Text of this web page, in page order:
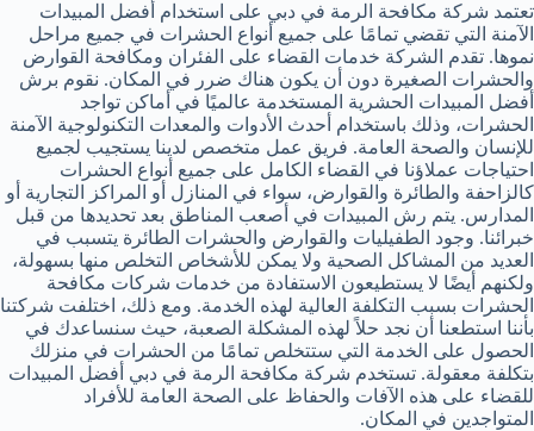
تعتمد شركة مكافحة الرمة في دبي على استخدام أفضل المبيدات
الآمنة التي تقضي تمامًا على جميع أنواع الحشرات في جميع مراحل
نموها. تقدم الشركة خدمات القضاء على الفئران ومكافحة القوارض
والحشرات الصغيرة دون أن يكون هناك ضرر في المكان. نقوم برش
أفضل المبيدات الحشرية المستخدمة عالميًا في أماكن تواجد
الحشرات، وذلك باستخدام أحدث الأدوات والمعدات التكنولوجية الآمنة
للإنسان والصحة العامة. فريق عمل متخصص لدينا يستجيب لجميع
احتياجات عملاؤنا في القضاء الكامل على جميع أنواع الحشرات
كالزاحفة والطائرة والقوارض، سواء في المنازل أو المراكز التجارية أو
المدارس. يتم رش المبيدات في أصعب المناطق بعد تحديدها من قبل
خبرائنا. وجود الطفيليات والقوارض والحشرات الطائرة يتسبب في
العديد من المشاكل الصحية ولا يمكن للأشخاص التخلص منها بسهولة،
ولكنهم أيضًا لا يستطيعون الاستفادة من خدمات شركات مكافحة
الحشرات بسبب التكلفة العالية لهذه الخدمة. ومع ذلك، اختلفت شركتنا
بأننا استطعنا أن نجد حلاً لهذه المشكلة الصعبة، حيث سنساعدك في
الحصول على الخدمة التي ستتخلص تمامًا من الحشرات في منزلك
بتكلفة معقولة. تستخدم شركة مكافحة الرمة في دبي أفضل المبيدات
للقضاء على هذه الآفات والحفاظ على الصحة العامة للأفراد
المتواجدين في المكان.